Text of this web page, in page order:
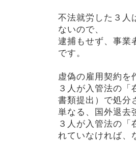
不法就労した３人
ないので、
逮捕もせず、事業
です。
虚偽の雇用契約を
３人が入管法の
書類提出）で処分
単なる、国外退去
３人が入管法の
れていなければ、